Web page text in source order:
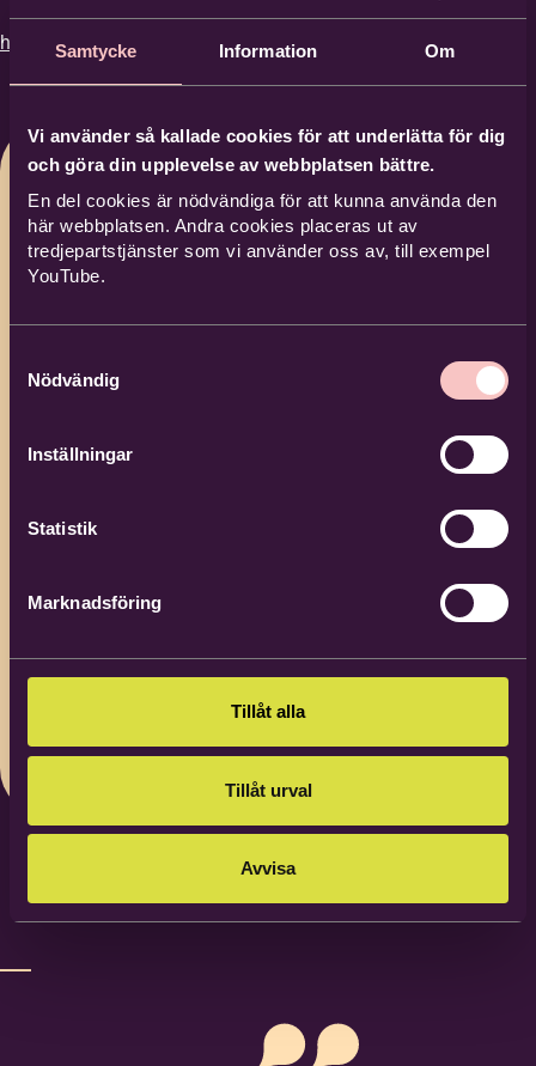
Samtycke Information Om
Vi använder så kallade cookies för att underlätta för dig
och göra din upplevelse av webbplatsen bättre.
En del cookies är nödvändiga för att kunna använda den
här webbplatsen. Andra cookies placeras ut av
tredjepartstjänster som vi använder oss av, till exempel
YouTube.
Nödvändig
Inställningar
Statistik
Marknadsföring
Tillåt alla
Tillåt urval
Avvisa
https://equmeniakyrkanmotala.se/
Verksamhetsutvecklare
0703-30 40 03
sofia.holst@bilda.nu